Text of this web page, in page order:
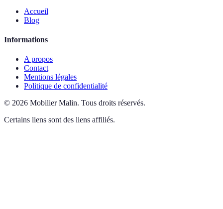
Accueil
Blog
Informations
A propos
Contact
Mentions légales
Politique de confidentialité
© 2026 Mobilier Malin. Tous droits réservés.
Certains liens sont des liens affiliés.